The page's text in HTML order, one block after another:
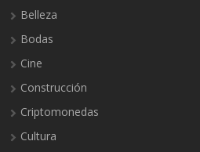
Belleza
Bodas
Cine
Construcción
Criptomonedas
Cultura